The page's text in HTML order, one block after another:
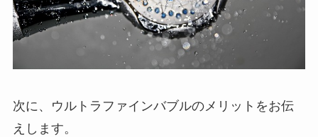
次に、ウルトラファインバブルのメリットをお伝
えします。